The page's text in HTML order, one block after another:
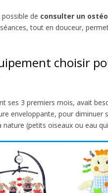
de consulter un
tout en douceur,
choisir
ses 3 premiers mois, avait
enveloppante, pour diminuer
nature (petits oiseaux ou eau